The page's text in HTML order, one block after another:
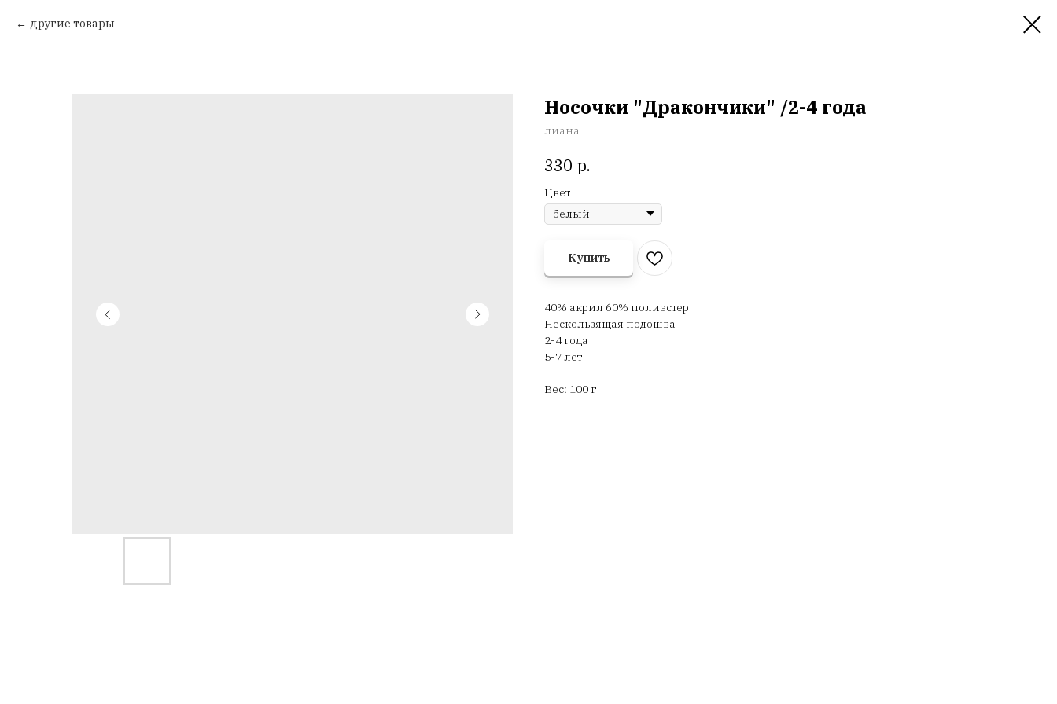
другие товары
Носочки "Дракончики" /2-4 года
лиана
330 р.
Цвет
Купить
40% акрил 60% полиэстер
Нескользящая подошва
2-4 года
5-7 лет
Вес: 100 г